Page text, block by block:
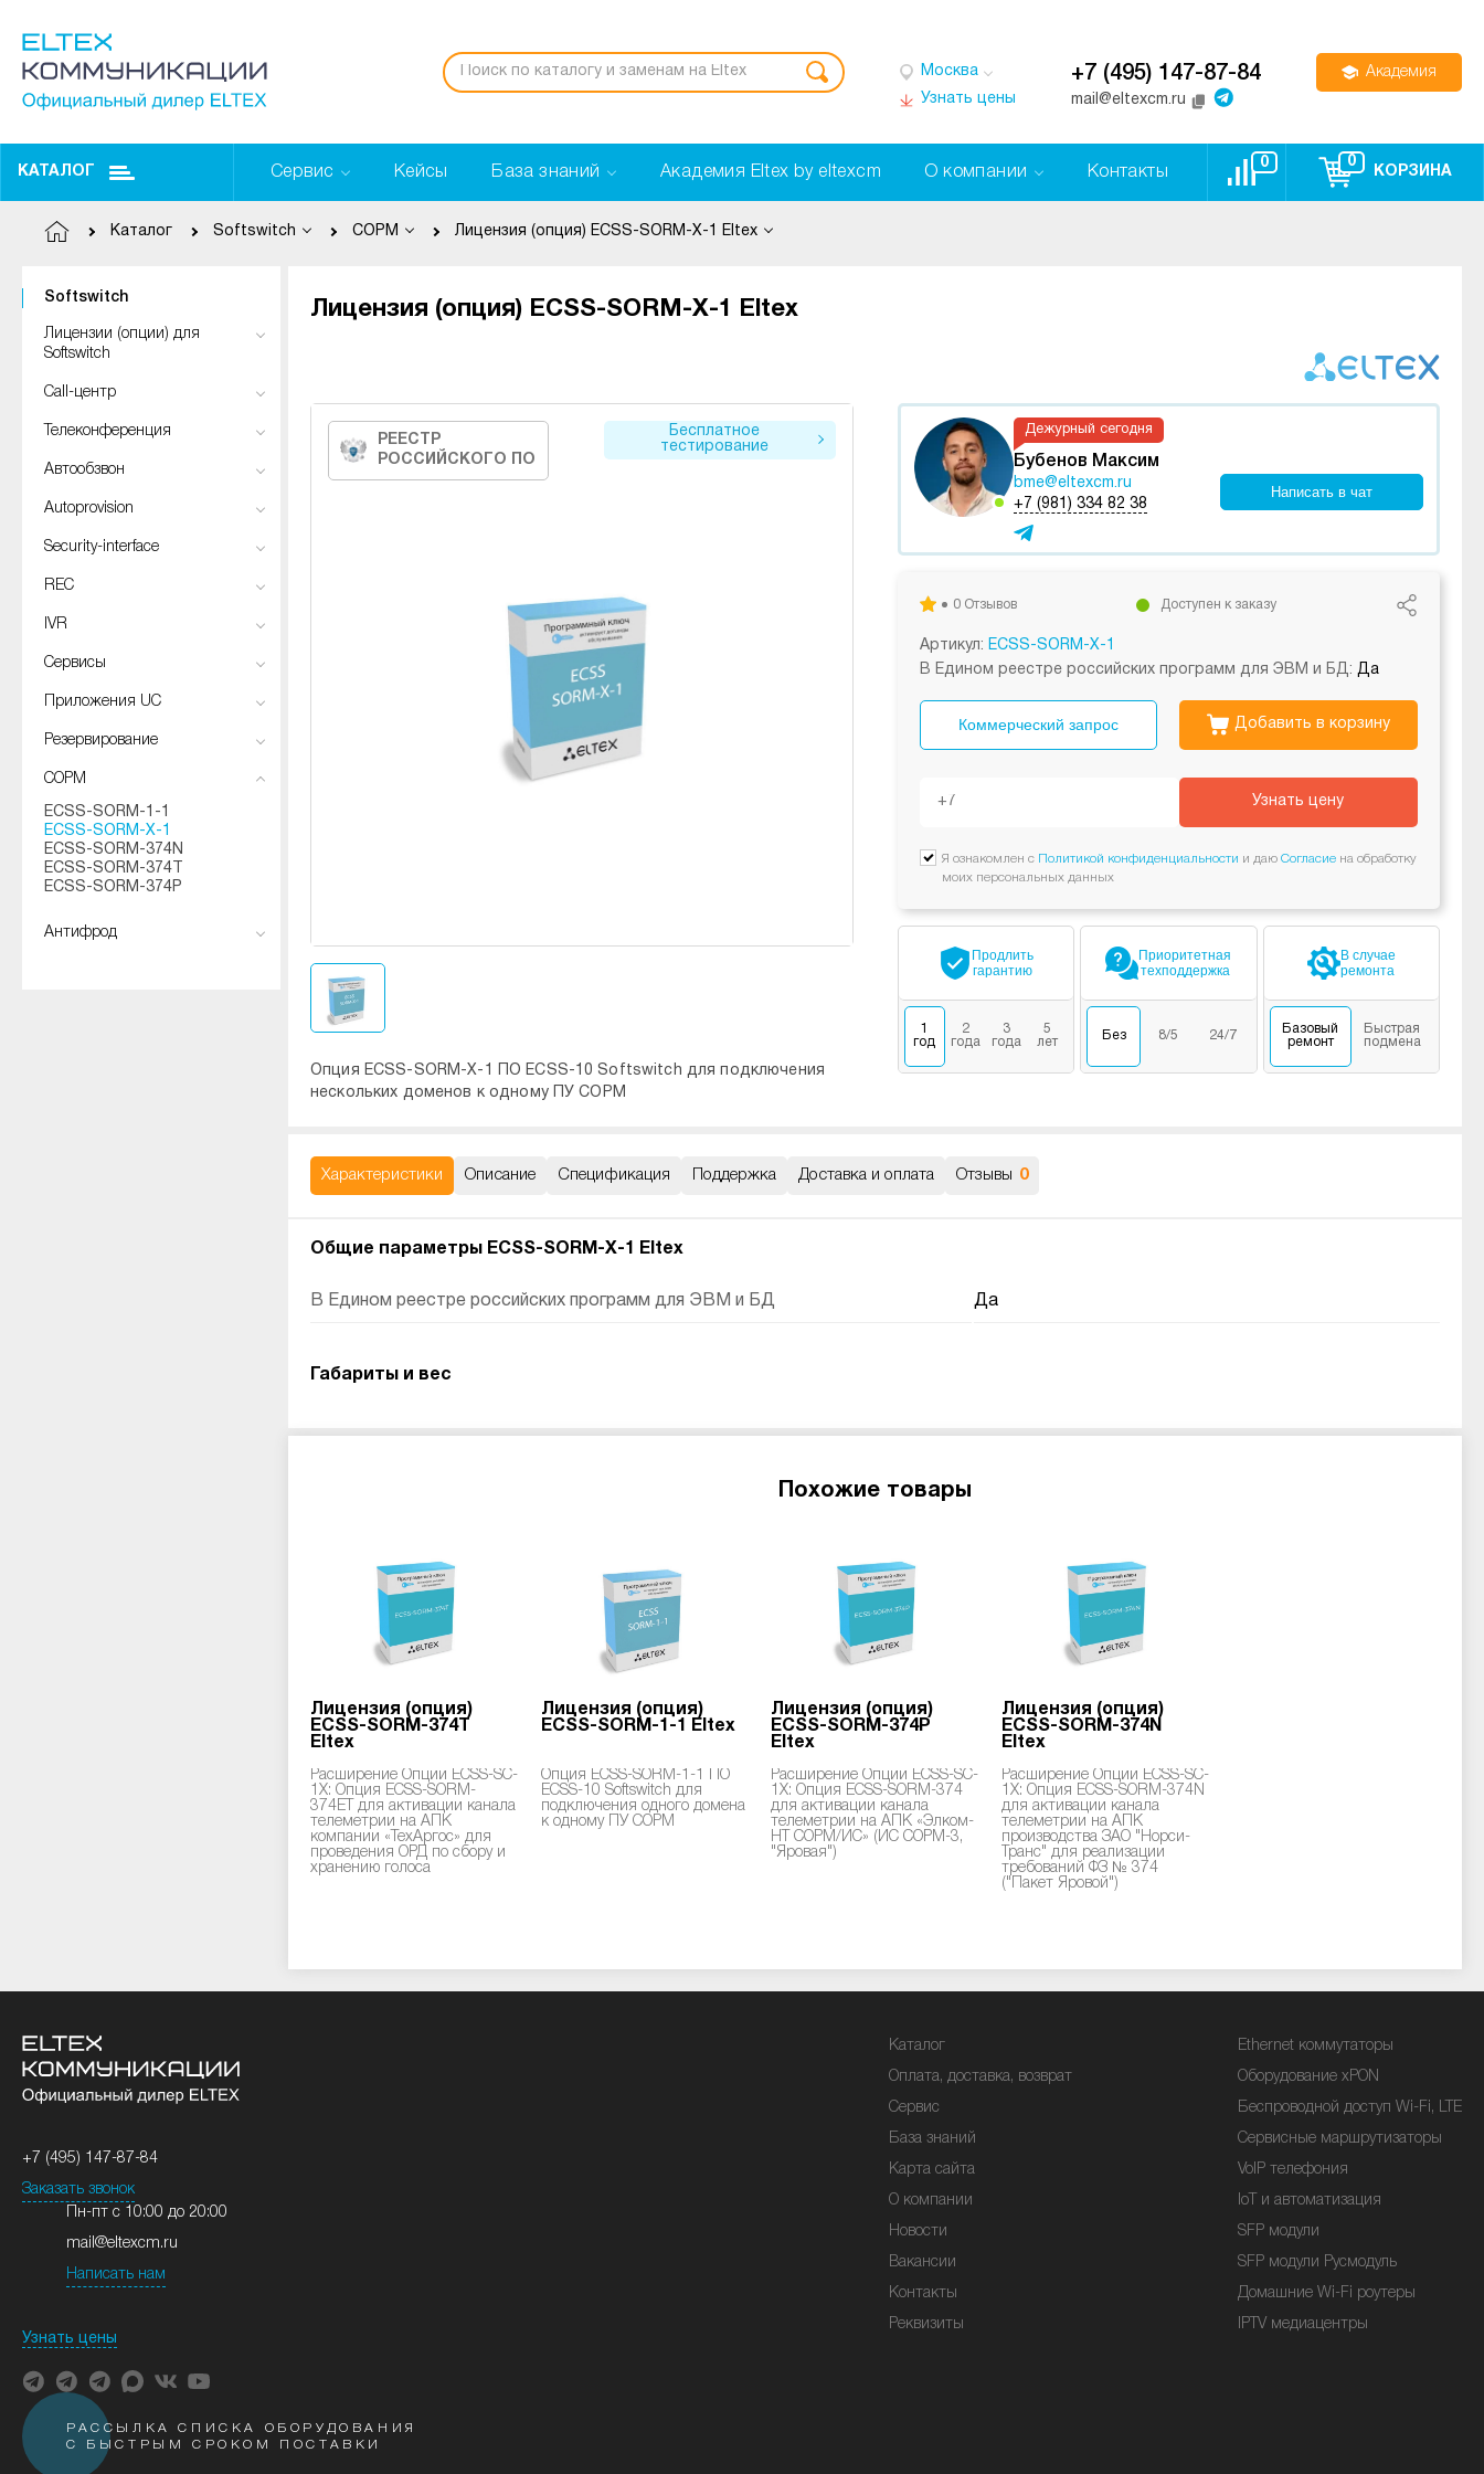
Москва
Узнать цены
+7 (495) 147-87-84
mail@eltexcm.ru
Академия
КАТАЛОГ Сервис Кейсы База знаний Академия Eltex by eltexcm О компании Контакты
0 0
КОРЗИНА
Каталог Softswitch СОРМ Лицензия (опция) ECSS-SORM-X-1 Eltex
Softswitch
Лицензии (опции) для
Softswitch
Call-центр
Телеконференция
Автообзвон
Autoprovision
Security-interface
REC
IVR
Сервисы
Приложения UC
Резервирование
СОРМ
ECSS-SORM-1-1
ECSS-SORM-X-1
ECSS-SORM-374N
ECSS-SORM-374T
ECSS-SORM-374Р
Антифрод
Лицензия (опция) ECSS-SORM-X-1 Eltex
РЕЕСТР
РОССИЙСКОГО ПО
Бесплатное
тестирование
Опция ECSS-SORM-X-1 ПО ECSS-10 Softswitch для подключения
нескольких доменов к одному ПУ СОРМ
Дежурный сегодня
Бубенов Максим
bme@eltexcm.ru
+7 (981) 334 82 38
Написать в чат
0 Отзывов Доступен к заказу
Артикул: ECSS-SORM-X-1
В Едином реестре российских программ для ЭВМ и БД: Да
Коммерческий запрос Добавить в корзину
Узнать цену
Я ознакомлен с Политикой конфиденциальности и даю Согласиена обработку
моих персональных данных
Продлить
гарантию
1
год
2
года
3
года
5
лет
Приоритетная
техподдержка
Без 8/5 24/7
В случае
ремонта
Базовый
ремонт
Быстрая
подмена
Характеристики Описание Спецификация Поддержка Доставка и оплата Отзывы 0
Общие параметры ECSS-SORM-X-1 Eltex
В Едином реестре российских программ для ЭВМ и БД Да
Габариты и вес
Похожие товары
Лицензия (опция)
ECSS-SORM-374T
Eltex
Расширение Опции ECSS-SC-
1X: Опция ECSS-SORM-
374ЕT для активации канала
телеметрии на АПК
компании «ТехАргос» для
проведения ОРД по сбору и
хранению голоса
Лицензия (опция)
ECSS-SORM-1-1 Eltex
Опция ECSS-SORM-1-1 ПО
ECSS-10 Softswitch для
подключения одного домена
к одному ПУ СОРМ
Лицензия (опция)
ECSS-SORM-374Р
Eltex
Расширение Опции ECSS-SC-
1X: Опция ECSS-SORM-374
для активации канала
телеметрии на АПК «Элком-
НТ СОРМ/ИС» (ИС СОРМ-3,
"Яровая")
Лицензия (опция)
ECSS-SORM-374N
Eltex
Расширение Опции ECSS-SC-
1X: Опция ECSS-SORM-374N
для активации канала
телеметрии на АПК
производства ЗАО "Норси-
Транс" для реализации
требований ФЗ № 374
("Пакет Яровой")
+7 (495) 147-87-84
Заказать звонок
Пн-пт с 10:00 до 20:00
mail@eltexcm.ru
Написать нам
Узнать цены
Каталог
Оплата, доставка, возврат
Сервис
База знаний
Карта сайта
О компании
Новости
Вакансии
Контакты
Реквизиты
Ethernet коммутаторы
Оборудование xPON
Беспроводной доступ Wi-Fi, LTE
Сервисные маршрутизаторы
VoIP телефония
IoT и автоматизация
SFP модули
SFP модули Русмодуль
Домашние Wi-Fi роутеры
IPTV медиацентры
РАССЫЛКА СПИСКА ОБОРУДОВАНИЯ
С БЫСТРЫМ СРОКОМ ПОСТАВКИ